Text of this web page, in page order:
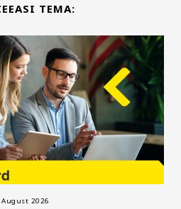
TEMA:
August 2026